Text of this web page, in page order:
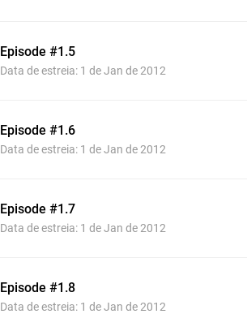
Episode #1.5
Data de estreia: 1 de Jan de 2012
Episode #1.6
Data de estreia: 1 de Jan de 2012
Episode #1.7
Data de estreia: 1 de Jan de 2012
Episode #1.8
Data de estreia: 1 de Jan de 2012